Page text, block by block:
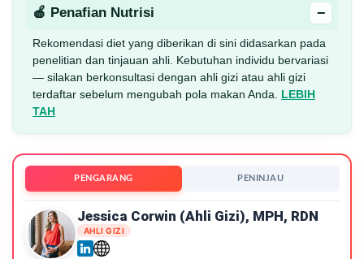
🍎 Penafian Nutrisi −
Rekomendasi diet yang diberikan di sini didasarkan pada
penelitian dan tinjauan ahli. Kebutuhan individu bervariasi
— silakan berkonsultasi dengan ahli gizi atau ahli gizi
terdaftar sebelum mengubah pola makan Anda. LEBIH
TAH
PENGARANG PENINJAU
Jessica Corwin (ahli Gizi), MPH, RDN
AHLI GIZI